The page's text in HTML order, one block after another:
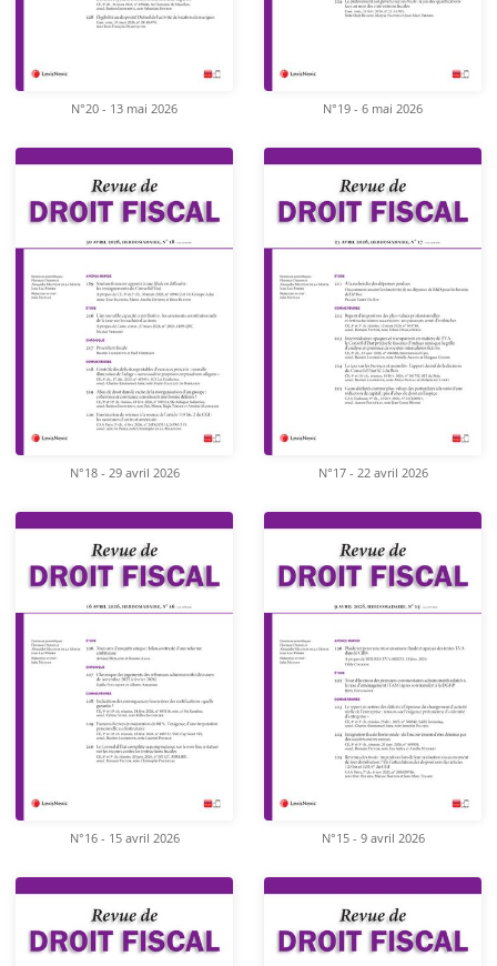
N°20 - 13 mai 2026 N°19 - 6 mai 2026
N°18 - 29 avril 2026 N°17 - 22 avril 2026
N°16 - 15 avril 2026 N°15 - 9 avril 2026